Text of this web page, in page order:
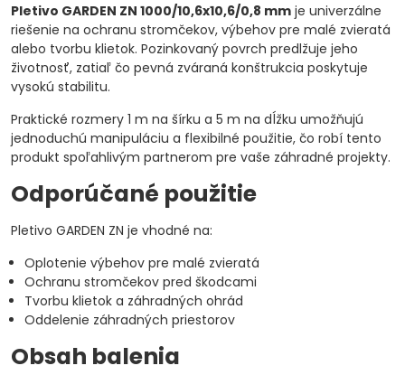
Pletivo GARDEN ZN 1000/10,6x10,6/0,8 mm je univerzálne
riešenie na ochranu stromčekov, výbehov pre malé zvieratá
alebo tvorbu klietok. Pozinkovaný povrch predlžuje jeho
životnosť, zatiaľ čo pevná zváraná konštrukcia poskytuje
vysokú stabilitu.
Praktické rozmery 1 m na šírku a 5 m na dĺžku umožňujú
jednoduchú manipuláciu a flexibilné použitie, čo robí tento
produkt spoľahlivým partnerom pre vaše záhradné projekty.
Odporúčané použitie
Pletivo GARDEN ZN je vhodné na:
Oplotenie výbehov pre malé zvieratá
Ochranu stromčekov pred škodcami
Tvorbu klietok a záhradných ohrád
Oddelenie záhradných priestorov
Obsah balenia